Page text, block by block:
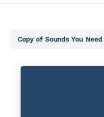
Copy of Sounds You Need